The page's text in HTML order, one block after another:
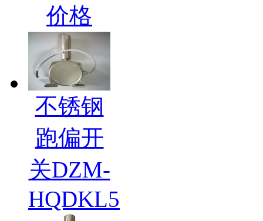
价格
不锈钢
跑偏开
关DZM-
HQDKL5